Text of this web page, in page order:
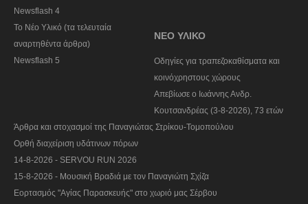
Newsflash 4
Το Νέο Υλικό (τα τελευταία
αναρτηθέντα άρθρα)
Newsflash 5
ΝΕΟ ΥΛΙΚΟ
Οδηγίες για τραπεζοκαθίσματα και
κοινόχρηστους χώρους
Απεβίωσε ο Ιωάννης Ανδρ.
Κουτσανδρέας (3-8-2026), 73 ετών
Άρθρα και στοχασμοί της Παναγιώτας Στρίκου-Τομοπούλου
Ορθή διαχείριση υδάτινων πόρων
14-8-2026 - SERVOU RUN 2026
15-8-2026 - Μουσική Βραδιά με τον Παναγιώτη Σχίζα
Εορτασμός "Αγίας Παρασκευής" στο χωριό μας Σέρβου